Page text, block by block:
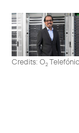
Credits: O2